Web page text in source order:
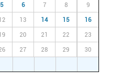
5 6 7 8 9
13 14 15 16
20 21 22 23
27 28 29 30